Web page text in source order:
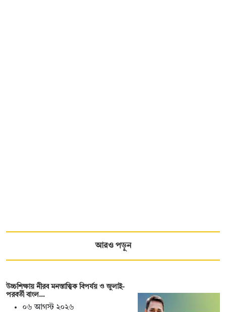
আরও পড়ুন
উচ্চশিক্ষায় নীরব মনস্তাত্ত্বিক বিপর্যয় ও জুলাই-
পরবর্তী বাংল…
০৬ আগস্ট ২০২৬